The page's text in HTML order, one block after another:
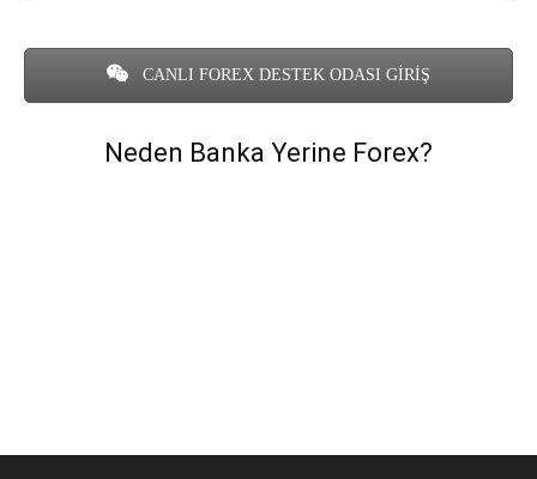
CANLI FOREX DESTEK ODASI GİRİŞ
Neden Banka Yerine Forex?